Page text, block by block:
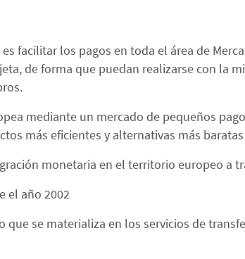
facilitar los pagos en toda el área de
de forma que puedan realizarse con la
mediante un mercado de pequeños
más eficientes y alternativas más
monetaria en el territorio europeo a
el año 2002
se materializa en los servicios de